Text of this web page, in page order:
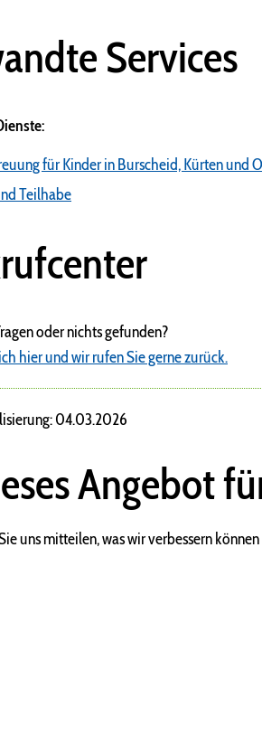
Services
für Kinder in Burscheid, Kürten und
Teilhabe
oder nichts gefunden?
hier und wir rufen Sie gerne zurück.
04.03.2026
Angebot
uns mitteilen, was wir verbessern